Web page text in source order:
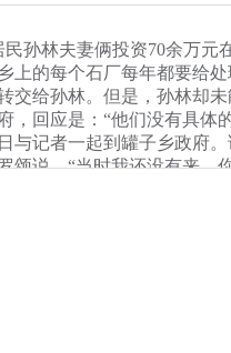
孙林夫妻俩投资70余万元
上的每个石厂每年都要给
交给孙林。但是，孙林却
，回应是：“他们没有具
与记者一起到罐子乡政府
颂说，“当时我还没有来，